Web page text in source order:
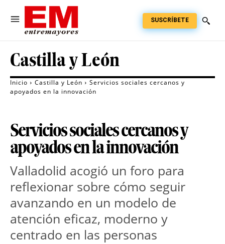
SUSCRÍBETE
Castilla y León
Inicio Castilla y León
Servicios sociales cercanos y
apoyados en la innovación
Servicios sociales cercanos y
apoyados en la innovación
Valladolid acogió un foro para
reflexionar sobre cómo seguir
avanzando en un modelo de
atención eficaz, moderno y
centrado en las personas